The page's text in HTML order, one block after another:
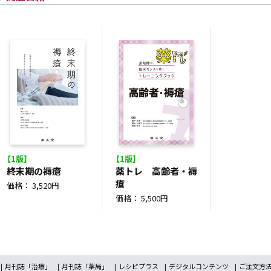
【1版】
終末期の褥瘡
価格： 3,520円
【1版】
薬トレ 高齢者・褥
瘡
価格： 5,500円
月刊誌「治療」 月刊誌「薬局」 レシピプラス デジタルコンテンツ ご注文方